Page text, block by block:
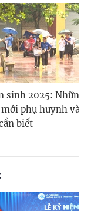
sinh 2025: Những
phụ huynh và
biết